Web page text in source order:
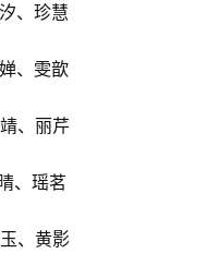
、珍慧
、雯歆
、丽芹
、瑶茗
、黄影